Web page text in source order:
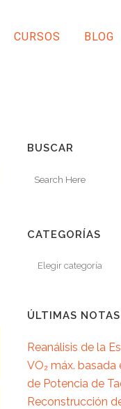
CURSOS BLOG
BUSCAR
CATEGORÍAS
ÚLTIMAS NOTAS
Reanálisis de la
VO₂ máx.
de Potencia de
Reconstrucción